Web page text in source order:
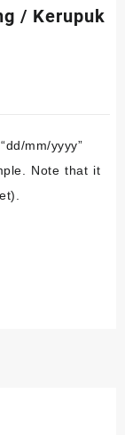
/ Kerupuk
mm/yyyy”
Note that it